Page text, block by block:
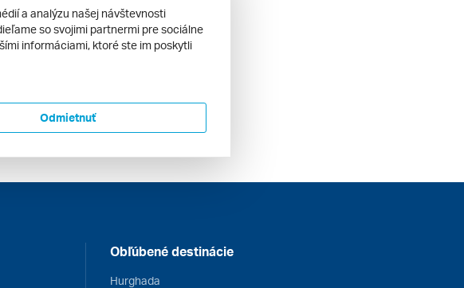
Obľúbené destinácie
Hurghada
a analýzu našej návštevnosti
so svojimi partnermi pre sociálne
informáciami, ktoré ste im poskytli
Odmietnuť